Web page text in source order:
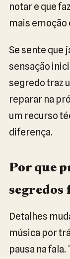
notar e que
mais emoção
Se sente que
sensação
segredo traz
reparar na
um recurso
diferença.
Por que
segredos
Detalhes
música por
pausa na